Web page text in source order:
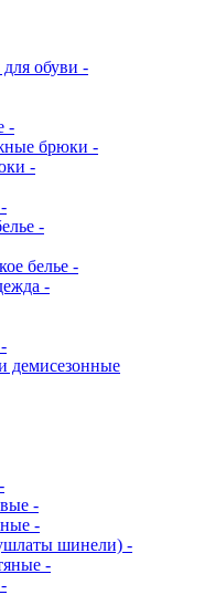
обуви -
-
брюки -
-
-
белье -
-
демисезонные
-
-
шинели) -
-